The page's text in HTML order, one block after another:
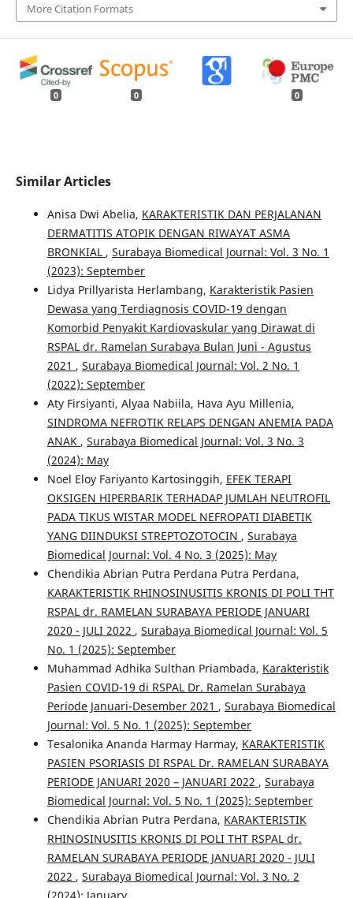
More Citation Formats
0 0 0
Similar Articles
Anisa Dwi Abelia, KARAKTERISTIK DAN PERJALANAN
DERMATITIS ATOPIK DENGAN RIWAYAT ASMA
BRONKIAL , Surabaya Biomedical Journal: Vol. 3 No. 1
(2023): September
Lidya Prillyarista Herlambang, Karakteristik Pasien
Dewasa yang Terdiagnosis COVID-19 dengan
Komorbid Penyakit Kardiovaskular yang Dirawat di
RSPAL dr. Ramelan Surabaya Bulan Juni - Agustus
2021 , Surabaya Biomedical Journal: Vol. 2 No. 1
(2022): September
Aty Firsiyanti, Alyaa Nabiila, Hava Ayu Millenia,
SINDROMA NEFROTIK RELAPS DENGAN ANEMIA PADA
ANAK , Surabaya Biomedical Journal: Vol. 3 No. 3
(2024): May
Noel Eloy Fariyanto Kartosinggih, EFEK TERAPI
OKSIGEN HIPERBARIK TERHADAP JUMLAH NEUTROFIL
PADA TIKUS WISTAR MODEL NEFROPATI DIABETIK
YANG DIINDUKSI STREPTOZOTOCIN , Surabaya
Biomedical Journal: Vol. 4 No. 3 (2025): May
Chendikia Abrian Putra Perdana Putra Perdana,
KARAKTERISTIK RHINOSINUSITIS KRONIS DI POLI THT
RSPAL dr. RAMELAN SURABAYA PERIODE JANUARI
2020 - JULI 2022 , Surabaya Biomedical Journal: Vol. 5
No. 1 (2025): September
Muhammad Adhika Sulthan Priambada, Karakteristik
Pasien COVID-19 di RSPAL Dr. Ramelan Surabaya
Periode Januari-Desember 2021 , Surabaya Biomedical
Journal: Vol. 5 No. 1 (2025): September
Tesalonika Ananda Harmay Harmay, KARAKTERISTIK
PASIEN PSORIASIS DI RSPAL Dr. RAMELAN SURABAYA
PERIODE JANUARI 2020 – JANUARI 2022 , Surabaya
Biomedical Journal: Vol. 5 No. 1 (2025): September
Chendikia Abrian Putra Perdana, KARAKTERISTIK
RHINOSINUSITIS KRONIS DI POLI THT RSPAL dr.
RAMELAN SURABAYA PERIODE JANUARI 2020 - JULI
2022 , Surabaya Biomedical Journal: Vol. 3 No. 2
(2024): January